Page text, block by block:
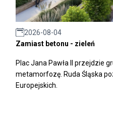
2026-08-04
Zamiast betonu - zieleń
Plac Jana Pawła II przejdzie
metamorfozę. Ruda Śląska
Europejskich.